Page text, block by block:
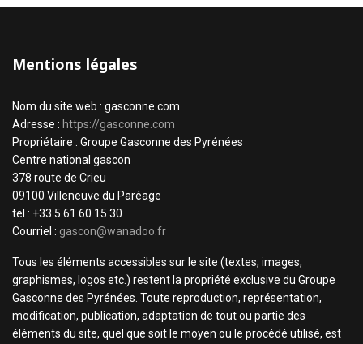
Mentions légales
Nom du site web : gasconne.com
Adresse : https://gasconne.com
Propriétaire : Groupe Gasconne des Pyrénées
Centre national gascon
378 route de Crieu
09100 Villeneuve du Paréage
tel : +33 5 61 60 15 30
Courriel : gascon@wanadoo.fr
Tous les éléments accessibles sur le site (textes, images,
graphismes, logos etc.) restent la propriété exclusive du Groupe
Gasconne des Pyrénées. Toute reproduction, représentation,
modification, publication, adaptation de tout ou partie des
éléments du site, quel que soit le moyen ou le procédé utilisé, est